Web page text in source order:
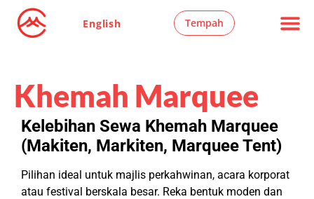
English Tempah
Khemah Marquee
Kelebihan Sewa Khemah Marquee
(Makiten, Markiten, Marquee Tent)
Pilihan ideal untuk majlis perkahwinan, acara korporat
atau festival berskala besar. Reka bentuk moden dan